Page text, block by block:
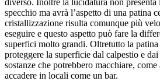
diverso. Inoltre la lucidatura non presenta
specchio ma avrà l’aspetto di una patina
cristallizzazione risulta comunque più
eseguire e questo aspetto può fare la
superfici molto grandi. Oltretutto la patina
proteggere la superficie dal calpestio e
sostanze che potrebbero macchiare,
accadere in locali come un bar.